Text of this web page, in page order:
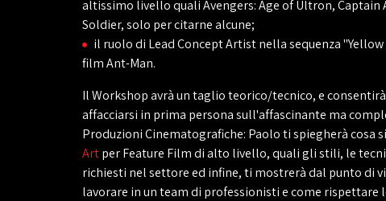
altissimo livello quali Avengers: Age of Ultron, Captain
Soldier, solo per citarne alcune;
il ruolo di Lead Concept Artist nella sequenza
film Ant-Man.
Il Workshop avrà un taglio teorico/tecnico, e
affacciarsi in prima persona sull'affascinante ma
Produzioni Cinematografiche: Paolo ti spiegherà cosa
Artper Feature Film di alto livello, quali gli stili, le
richiesti nel settore ed infine, ti mostrerà dal punto di
lavorare in un team di professionisti e come rispettare